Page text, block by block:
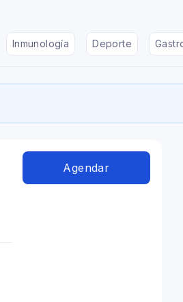
Inmunología Deporte
Agendar